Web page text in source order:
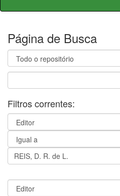
Página de Busca
Filtros correntes: